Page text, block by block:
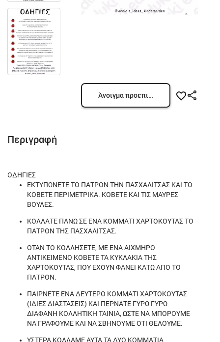
Άνοιγμα προεπισκόπησης
Περιγραφή
ΟΔΗΓΙΕΣ
ΕΚΤΥΠΩΝΕΤΕ ΤΟ ΠΑΤΡΟΝ ΤΗΝ ΠΑΣΧΑΛΙΤΣΑΣ ΚΑΙ ΤΟ
ΚΟΒΕΤΕ ΠΕΡΙΜΕΤΡΙΚΑ. ΚΟΒΕΤΕ ΚΑΙ ΤΙΣ ΜΑΥΡΕΣ
ΒΟΥΛΕΣ.
ΚΟΛΛΑΤΕ ΠΑΝΩ ΣΕ ΕΝΑ ΚΟΜΜΑΤΙ ΧΑΡΤΟΚΟΥΤΑΣ ΤΟ
ΠΑΤΡΟΝ ΤΗΣ ΠΑΣΧΑΛΙΤΣΑΣ.
ΟΤΑΝ ΤΟ ΚΟΛΛΗΣΕΤΕ, ΜΕ ΕΝΑ ΑΙΧΜΗΡΟ
ΑΝΤΙΚΕΙΜΕΝΟ ΚΟΒΕΤΕ ΤΑ ΚΥΚΛΑΚΙΑ ΤΗΣ
ΧΑΡΤΟΚΟΥΤΑΣ, ΠΟΥ ΕΧΟΥΝ ΦΑΝΕΙ ΚΑΤΩ ΑΠΟ ΤΟ
ΠΑΤΡΟΝ.
ΠΑΙΡΝΕΤΕ ΕΝΑ ΔΕΥΤΕΡΟ ΚΟΜΜΑΤΙ ΧΑΡΤΟΚΟΥΤΑΣ
(ΙΔΙΕΣ ΔΙΑΣΤΑΣΕΙΣ) ΚΑΙ ΠΕΡΝΑΤΕ ΓΥΡΩ ΓΥΡΩ
ΔΙΑΦΑΝΗ ΚΟΛΛΗΤΙΚΗ ΤΑΙΝΙΑ, ΩΣΤΕ ΝΑ ΜΠΟΡΟΥΜΕ
ΝΑ ΓΡΑΦΟΥΜΕ ΚΑΙ ΝΑ ΣΒΗΝΟΥΜΕ ΟΤΙ ΘΕΛΟΥΜΕ.
ΥΣΤΕΡΑ ΚΟΛΛΑΜΕ ΑΥΤΑ ΤΑ ΔΥΟ ΚΟΜΜΑΤΙΑ